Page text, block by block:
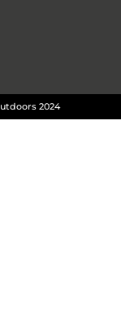
2024